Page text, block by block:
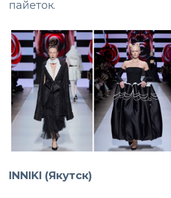
пайеток.
INNIKI (Якутск)